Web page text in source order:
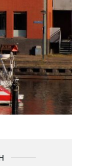
Logbuch